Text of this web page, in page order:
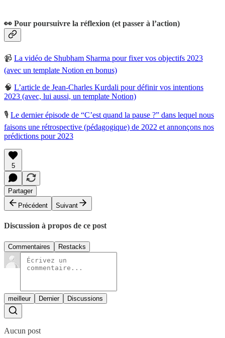
👀 Pour poursuivre la réflexion (et passer à l’action)
📹 La vidéo de Shubham Sharma pour fixer vos objectifs 2023
(avec un template Notion en bonus)
🧠 L’article de Jean-Charles Kurdali pour définir vos intentions
2023 (avec, lui aussi, un template Notion)
🎙️ Le dernier épisode de “C’est quand la pause ?” dans lequel nous
faisons une rétrospective (pédagogique) de 2022 et annonçons nos
prédictions pour 2023
5
Partager
Précédent
Suivant
Discussion à propos de ce post
Commentaires Restacks
meilleur Dernier Discussions
Aucun post